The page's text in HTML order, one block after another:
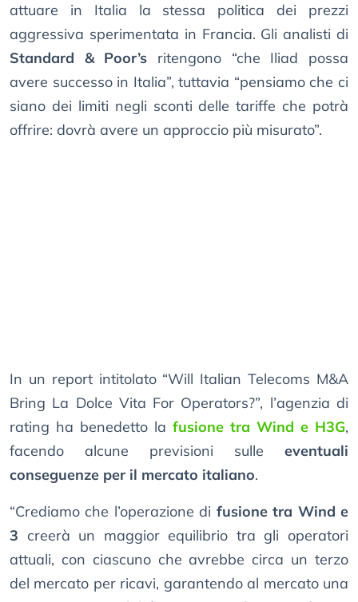
attuare in Italia la stessa politica dei prezzi
aggressiva sperimentata in Francia. Gli analisti di
Standard & Poor’s ritengono “che Iliad possa
avere successo in Italia”, tuttavia “pensiamo che ci
siano dei limiti negli sconti delle tariffe che potrà
offrire: dovrà avere un approccio più misurato”.
In un report intitolato “Will Italian Telecoms M&A
Bring La Dolce Vita For Operators?”, l’agenzia di
rating ha benedetto la fusione tra Wind e H3G,
facendo alcune previsioni sulle eventuali
conseguenze per il mercato italiano.
“Crediamo che l’operazione di fusione tra Wind e
3 creerà un maggior equilibrio tra gli operatori
attuali, con ciascuno che avrebbe circa un terzo
del mercato per ricavi, garantendo al mercato una